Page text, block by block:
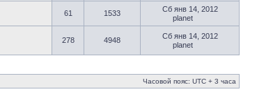
61 1533
Сб янв 14, 2012
planet
278 4948
Сб янв 14, 2012
planet
Часовой пояс: UTC + 3 часа